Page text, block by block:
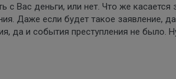
с Вас деньги, или нет. Что же
Даже если будет такое заявление,
да и события преступления не было.